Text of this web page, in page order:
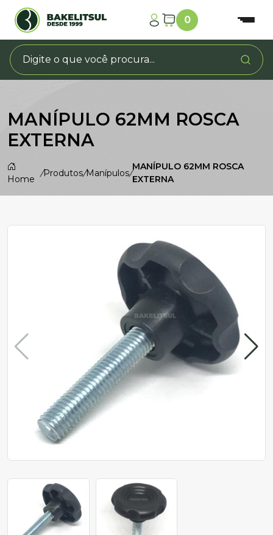
0
MANÍPULO 62MM ROSCA
EXTERNA
Home
/Produtos/Manípulos/
MANÍPULO 62MM ROSCA
EXTERNA